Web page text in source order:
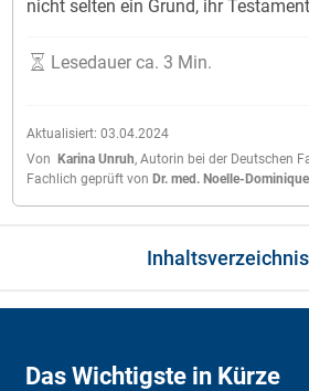
nicht selten ein Grund, ihr
Aktualisiert: 03.04.2024
Von
Karina Unruh, Autorin bei der Deutschen
Fachlich geprüft von Dr. med. Noelle-
Lesedauer ca. 3 Min.
Inhaltsverzeichnis
Warum ist das Immunsystem bei
Das Wichtigste in Kürze